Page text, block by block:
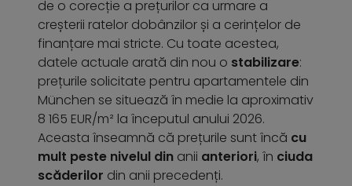
de o corecție a prețurilor ca urmare a
creșterii ratelor dobânzilor și a cerințelor de
finanțare mai stricte. Cu toate acestea,
datele actuale arată din nou o stabilizare:
prețurile solicitate pentru apartamentele din
München se situează în medie la aproximativ
8 165 EUR/m² la începutul anului 2026.
Aceasta înseamnă că prețurile sunt încă cu
mult peste nivelul din anii anteriori, în ciuda
scăderilor din anii precedenți.